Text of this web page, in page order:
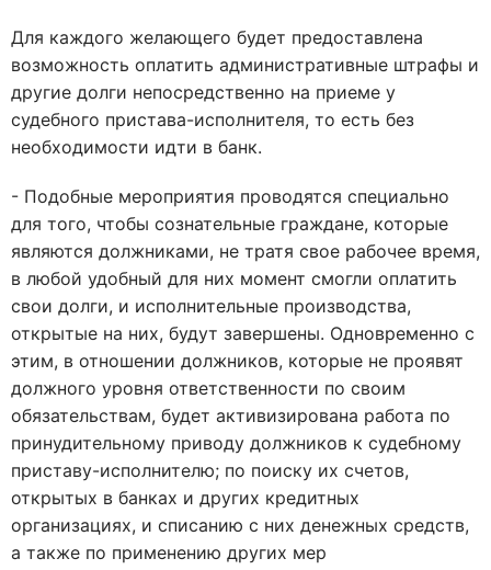
Для каждого желающего будет предоставлена
возможность оплатить административные штрафы и
другие долги непосредственно на приеме у
судебного пристава-исполнителя, то есть без
необходимости идти в банк.
- Подобные мероприятия проводятся специально
для того, чтобы сознательные граждане, которые
являются должниками, не тратя свое рабочее время,
в любой удобный для них момент смогли оплатить
свои долги, и исполнительные производства,
открытые на них, будут завершены. Одновременно с
этим, в отношении должников, которые не проявят
должного уровня ответственности по своим
обязательствам, будет активизирована работа по
принудительному приводу должников к судебному
приставу-исполнителю; по поиску их счетов,
открытых в банках и других кредитных
организациях, и списанию с них денежных средств,
а также по применению других мер